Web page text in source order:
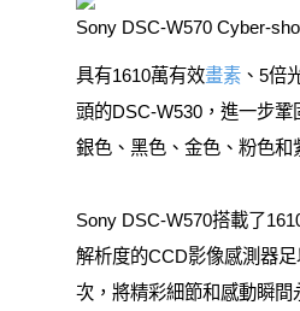
Sony DSC-W570 Cyber-
具有1610萬有效畫素 、5倍
頭的DSC-W530，進一步
銀色、黑色、金色、粉色和
Sony DSC-W570搭載了
解析度的CCD影像感測器
次，將精彩細節和感動瞬間